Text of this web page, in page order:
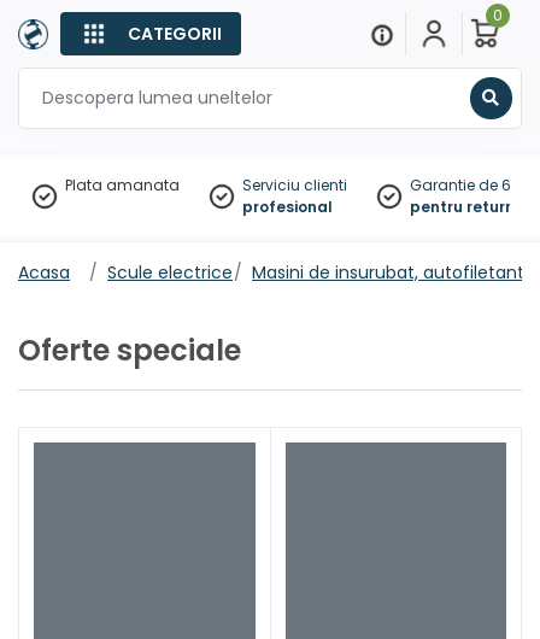
CATEGORII
0
Plata amanata
Serviciu clienti
profesional
Garantie de 60
pentru
Acasa Scule electrice Masini de insurubat, autofiletante
Oferte speciale